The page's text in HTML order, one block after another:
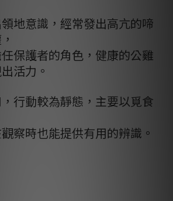
地意識，經常發出高亢的啼
保護者的角色， 健康的公雞
活力。
行動較為靜態，主要以覓食
察時也能提供有用的辨識。